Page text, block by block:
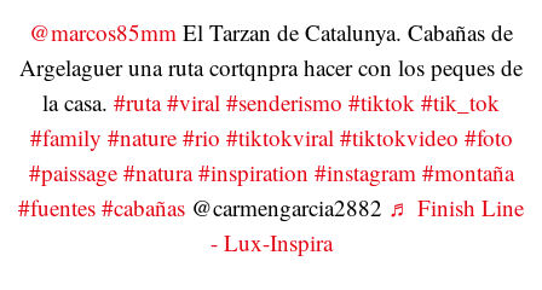
@marcos85mm El Tarzan de Catalunya. Cabañas de
Argelaguer una ruta cortqnpra hacer con los peques de
la casa. #ruta #viral #senderismo #tiktok #tik_tok
#family #nature #rio #tiktokviral #tiktokvideo #foto
#paissage #natura #inspiration #instagram #montaña
#fuentes #cabañas @carmengarcia2882 ♬ Finish Line
- Lux-Inspira